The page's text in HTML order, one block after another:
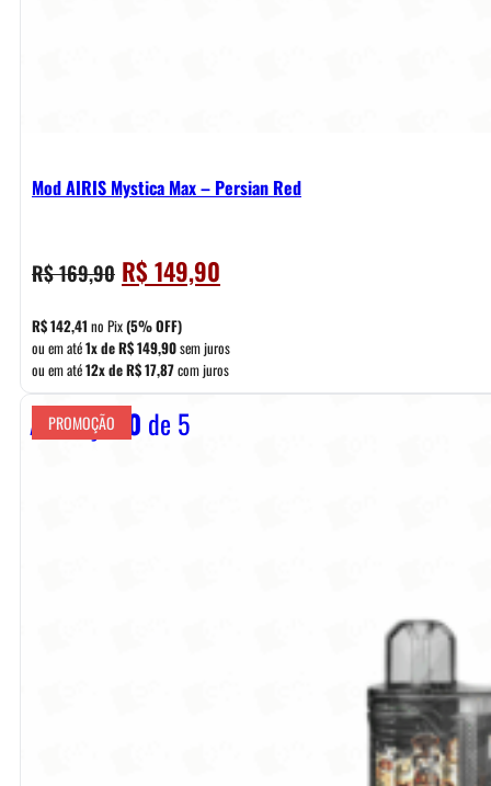
Mod AIRIS Mystica Max – Persian Red
R$169,90 O
preço
original
era:
R$ 169,90.
R$149,90
preço
é:
R$ 149,90.
R$142,41 no Pix(5% OFF)
ou em até1x deR$149,90sem juros
ou em até12x deR$17,87com juros
Avaliação 0 de 5
PROMOÇÃO